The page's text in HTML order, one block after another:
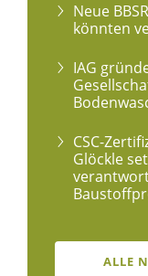
Neue
könnten
IAG
CSC-
Glöckle
ALLE